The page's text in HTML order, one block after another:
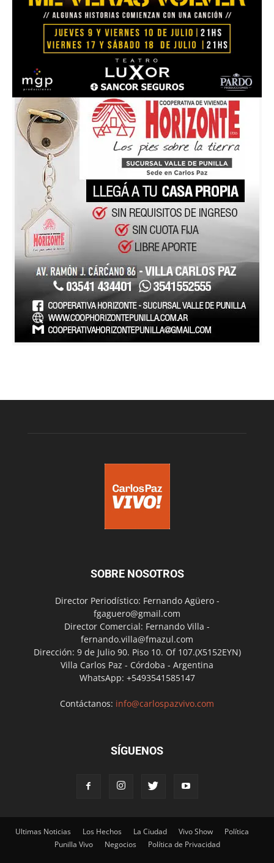
SOBRE NOSOTROS
Director Periodístico: Fernando Agüero -
fgaguero@gmail.com
Director Comercial: Fernando Villa -
fernando.villa@fmazul.com
Dirección: 9 de Julio 90. Piso 10. Of 107.(X5152EYN)
Villa Carlos Paz - Córdoba - Argentina
WhatsApp: +5493541585147
Contáctanos: info@carlospazvivo.com
SÍGUENOS
Ultimas Noticias Los Hechos La Ciudad Vivo Show
Política
Punilla Vivo
Negocios Política de Privacidad